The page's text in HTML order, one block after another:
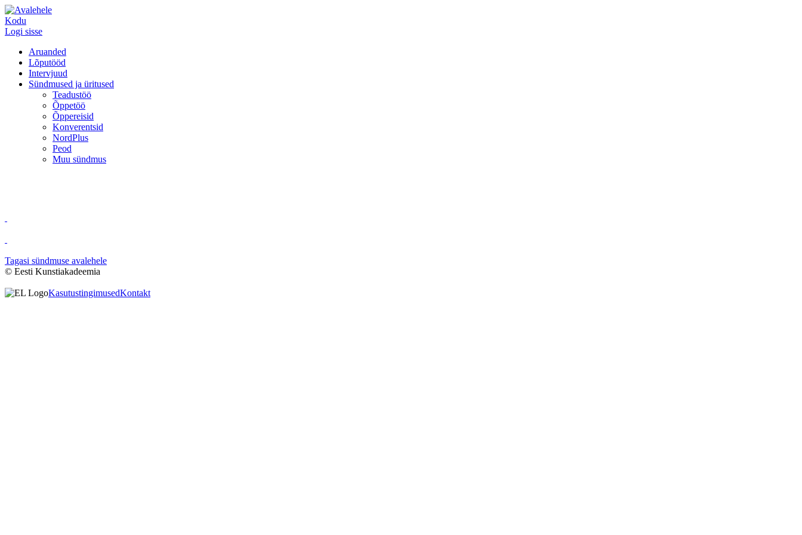
Kodu
Logi sisse
Aruanded
Lõputööd
Intervjuud
Sündmused ja üritused
Teadustöö
Õppetöö
Õppereisid
Konverentsid
NordPlus
Peod
Muu sündmus
Tagasi sündmuse avalehele
© Eesti Kunstiakadeemia
KasutustingimusedKontakt